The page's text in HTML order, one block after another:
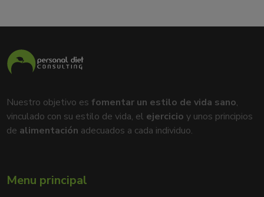
Nuestro objetivo esfomentar un estilo de vida sano,
vinculado con su estilo de vida, el ejercicio y unos principios
de alimentación adecuados a cada individuo.
Menu principal